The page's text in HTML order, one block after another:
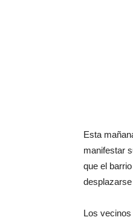
Esta
manifestar
que el
Los